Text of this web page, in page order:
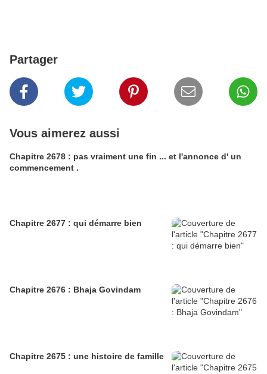
Partager
Vous aimerez aussi
Chapitre 2678 : pas vraiment une fin ... et l'annonce d' un
commencement .
Chapitre 2677 : qui démarre bien
Chapitre 2676 : Bhaja Govindam
Chapitre 2675 : une histoire de famille